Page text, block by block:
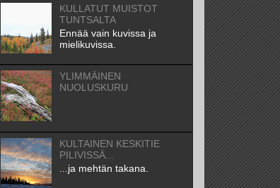
KULLATUT MUISTOT
TUNTSALTA
Ennää vain kuvissa ja
mielikuvissa.
YLIMMÄINEN
NUOLUSKURU
KULTAINEN KESKITIE
PILIVISSÄ...
...ja mehtän takana.